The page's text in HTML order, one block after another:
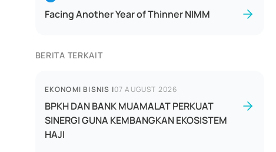
Facing Another Year of Thinner NIMM
BERITA TERKAIT
EKONOMI BISNIS |07 AUGUST 2026
BPKH DAN BANK MUAMALAT PERKUAT
SINERGI GUNA KEMBANGKAN EKOSISTEM
HAJI